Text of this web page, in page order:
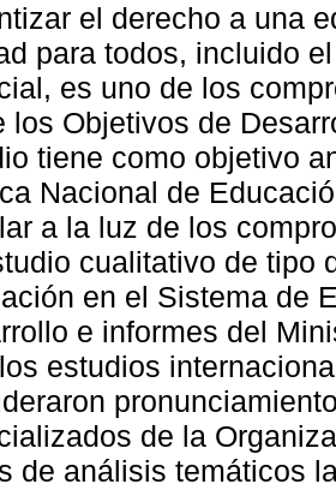
el derecho a una
para todos, incluido
es uno de los
los Objetivos de
tiene como objetivo
Nacional de
a la luz de los
cualitativo de tipo
en el Sistema de
e informes del
estudios
de la
de análisis temáticos